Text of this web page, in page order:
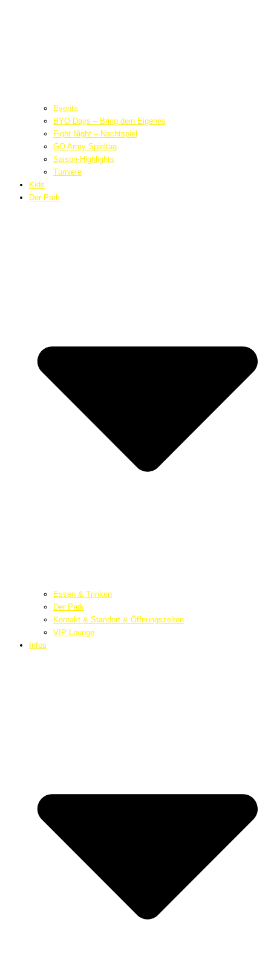
Events
BYO Days – Bring dein Eigenes
Fight Night – Nachtspiel
GO Army Spieltag
Saison-Highlights
Turniere
Kids
Der Park
Essen & Trinken
Der Park
Kontakt & Standort & Öffnungszeiten
VIP Lounge
Infos